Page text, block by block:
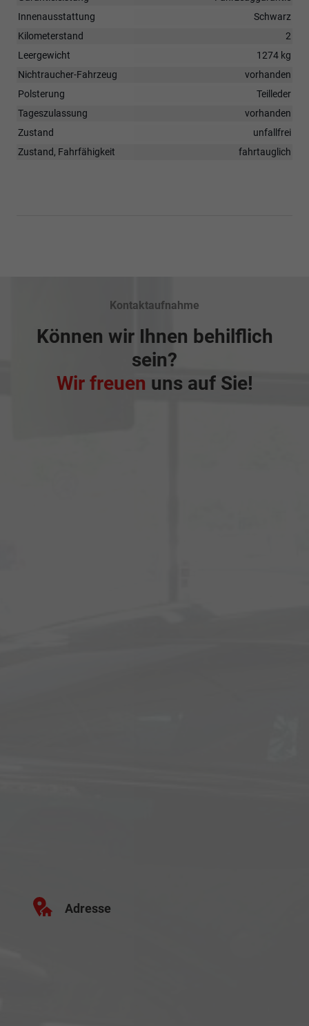
Innenausstattung
Schwarz
Kilometerstand
2
Leergewicht
1274 kg
Nichtraucher-Fahrzeug
vorhanden
Polsterung
Teilleder
Tageszulassung
vorhanden
Zustand
unfallfrei
Zustand, Fahrfähigkeit
fahrtauglich
Kontaktaufnahme
Können wir Ihnen behilflich
sein?
Wir freuen uns auf Sie!
Adresse